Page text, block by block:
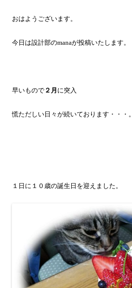
おはようございます。
今日は設計部のmanaが投稿いたします。
早いもので ２月 に突入
慌ただしい日々が続いております・・・。
１日に１０歳の誕生日を迎えました。